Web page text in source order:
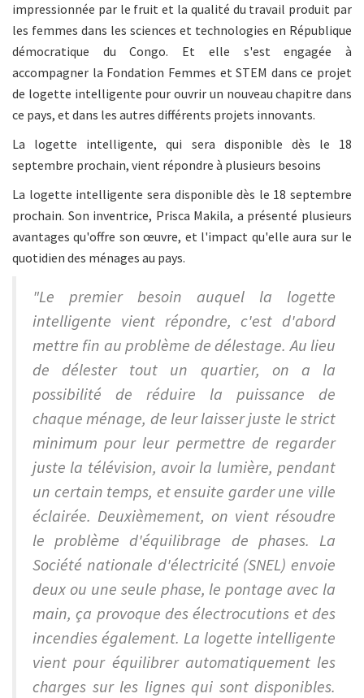
impressionnée par le fruit et la qualité du travail produit par
les femmes dans les sciences et technologies en République
démocratique du Congo. Et elle s'est engagée à
accompagner la Fondation Femmes et STEM dans ce projet
de logette intelligente pour ouvrir un nouveau chapitre dans
ce pays, et dans les autres différents projets innovants.
La logette intelligente, qui sera disponible dès le 18
septembre prochain, vient répondre à plusieurs besoins
La logette intelligente sera disponible dès le 18 septembre
prochain. Son inventrice, Prisca Makila, a présenté plusieurs
avantages qu'offre son œuvre, et l'impact qu'elle aura sur le
quotidien des ménages au pays.
"Le premier besoin auquel la logette
intelligente vient répondre, c'est d'abord
mettre fin au problème de délestage. Au lieu
de délester tout un quartier, on a la
possibilité de réduire la puissance de
chaque ménage, de leur laisser juste le strict
minimum pour leur permettre de regarder
juste la télévision, avoir la lumière, pendant
un certain temps, et ensuite garder une ville
éclairée. Deuxièmement, on vient résoudre
le problème d'équilibrage de phases. La
Société nationale d'électricité (SNEL) envoie
deux ou une seule phase, le pontage avec la
main, ça provoque des électrocutions et des
incendies également. La logette intelligente
vient pour équilibrer automatiquement les
charges sur les lignes qui sont disponibles.